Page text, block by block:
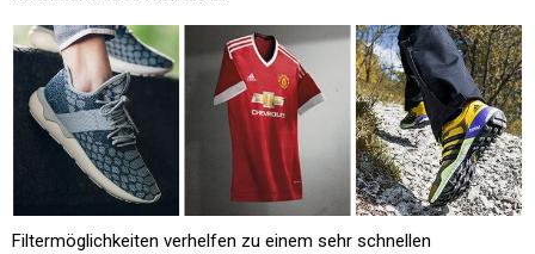
Filtermöglichkeiten verhelfen zu einem sehr schnellen